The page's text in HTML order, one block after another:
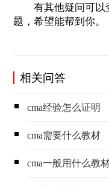
有其他疑问可以
题，希望能帮到你。
相关问答
cma经验怎么证明
cma需要什么教材
cma一般用什么教